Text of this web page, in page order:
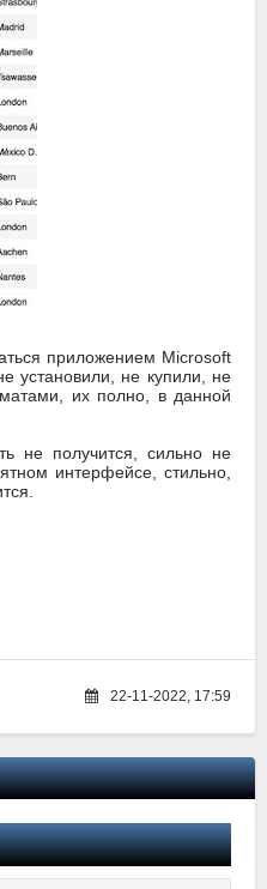
приложением Microsoft
установили, не купили, не
их полно, в данной
не получится, сильно не
интерфейсе, стильно,
22-11-2022, 17:59